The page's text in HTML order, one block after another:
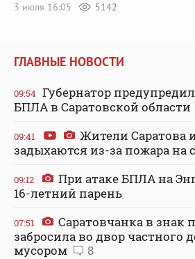
3 июля 16:05
5142
ГЛАВНЫЕ НОВОСТИ
09:54 Губернатор
БПЛА в Саратовской области
09:41
Жители Саратова
задыхаются из-за пожара на
09:12
При атаке БПЛА на
16-летний парень
07:51
Саратовчанка в знак
забросила во двор частного
мусором
8